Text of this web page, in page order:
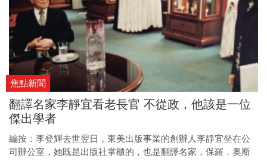
焦點新聞
翻譯名家李靜宜看老長官 不從政，他該是一位
傑出學者
編按：李登輝去世翌日，東美出版事業的創辦人李靜宜坐在公
司辦公室，她既是出版社掌櫃的，也是翻譯名家，保羅．奧斯